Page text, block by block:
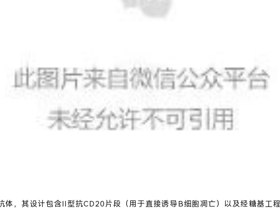
体，其设计包含II型抗CD20片段（用于直接诱导B细胞凋亡）以及经糖基工